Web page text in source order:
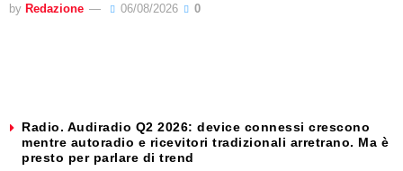
by Redazione 06/08/2026 0
Radio. Audiradio Q2 2026: device connessi crescono
mentre autoradio e ricevitori tradizionali arretrano. Ma è
presto per parlare di trend